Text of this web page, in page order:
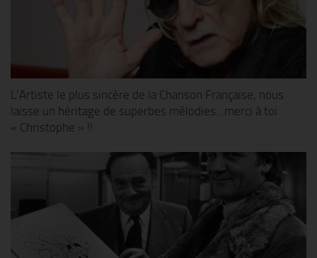
L’Artiste le plus sincère de la Chanson Française, nous
laisse un héritage de superbes mélodies…merci à toi
« Christophe » !!